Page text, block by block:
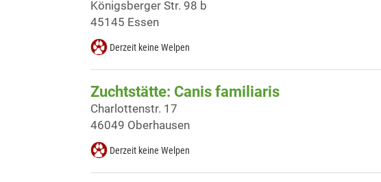
Königsberger Str. 98 b
45145 Essen
Derzeit keine Welpen
Zuchtstätte: Canis familiaris
Charlottenstr. 17
46049 Oberhausen
Derzeit keine Welpen